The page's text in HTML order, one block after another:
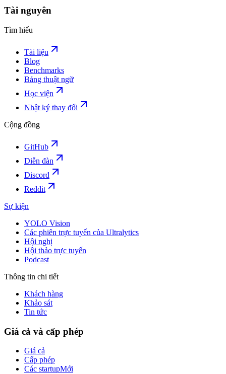
Tài nguyên
Tìm hiểu
Tài liệu
Blog
Benchmarks
Bảng thuật ngữ
Học viện
Nhật ký thay đổi
Cộng đồng
GitHub
Diễn đàn
Discord
Reddit
Sự kiện
YOLO Vision
Các phiên trực tuyến của Ultralytics
Hội nghị
Hội thảo trực tuyến
Podcast
Thông tin chi tiết
Khách hàng
Khảo sát
Tin tức
Giá cả và cấp phép
Giá cả
Cấp phép
Các startupMới